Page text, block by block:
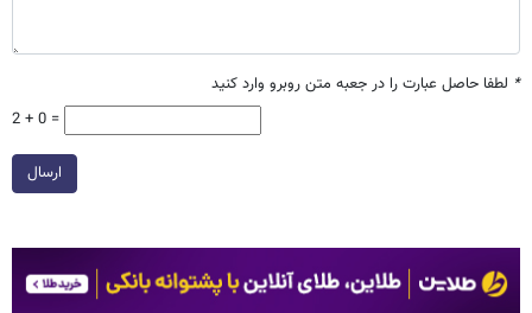
* لطفا حاصل عبارت را در جعبه متن روبرو وارد کنید
2 + 0 =
ارسال